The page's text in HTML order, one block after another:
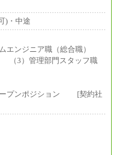
)・中途
エンジニア職（総合職）
（3）管理部門スタッフ職
プンポジション [契約社